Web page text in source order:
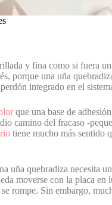
y fina como si fuera
porque una uña
integrado en el
que una base de
camino del fracaso -
tiene mucho más sentido
uña quebradiza necesita
moverse con la placa en
rompe. Sin embargo,